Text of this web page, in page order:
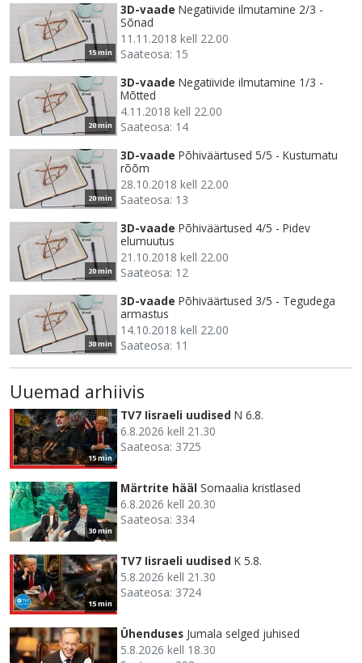
15 min
3D-vaade Negatiivide ilmutamine 2/3 -
Sõnad
11.11.2018 kell 22.00
Saateosa: 15
20 min
3D-vaade Negatiivide ilmutamine 1/3 -
Mõtted
4.11.2018 kell 22.00
Saateosa: 14
20 min
3D-vaade Põhiväärtused 5/5 - Kustumatu
rõõm
28.10.2018 kell 22.00
Saateosa: 13
20 min
3D-vaade Põhiväärtused 4/5 - Pidev
elumuutus
21.10.2018 kell 22.00
Saateosa: 12
30 min
3D-vaade Põhiväärtused 3/5 - Tegudega
armastus
14.10.2018 kell 22.00
Saateosa: 11
Uuemad arhiivis
15 min
TV7 Iisraeli uudised N 6.8.
6.8.2026 kell 21.30
Saateosa: 3725
30 min
Märtrite hääl Somaalia kristlased
6.8.2026 kell 20.30
Saateosa: 334
15 min
TV7 Iisraeli uudised K 5.8.
5.8.2026 kell 21.30
Saateosa: 3724
Ühenduses Jumala selged juhised
5.8.2026 kell 18.30